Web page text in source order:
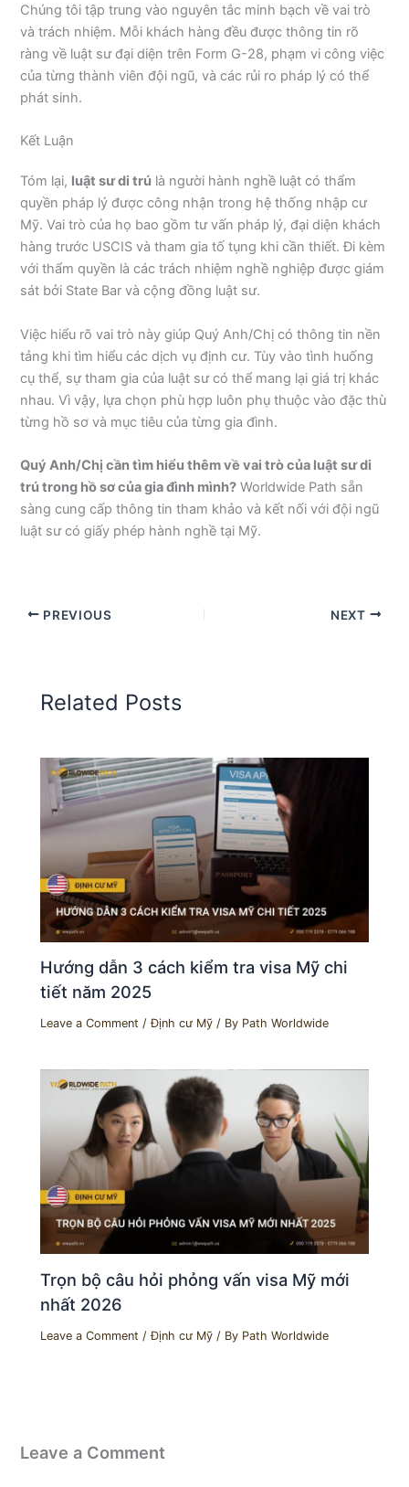
Chúng tôi tập trung vào nguyên tắc minh bạch về vai trò
và trách nhiệm. Mỗi khách hàng đều được thông tin rõ
ràng về luật sư đại diện trên Form G-28, phạm vi công việc
của từng thành viên đội ngũ, và các rủi ro pháp lý có thể
phát sinh.
Kết Luận
Tóm lại, luật sư di trú là người hành nghề luật có thẩm
quyền pháp lý được công nhận trong hệ thống nhập cư
Mỹ. Vai trò của họ bao gồm tư vấn pháp lý, đại diện khách
hàng trước USCIS và tham gia tố tụng khi cần thiết. Đi kèm
với thẩm quyền là các trách nhiệm nghề nghiệp được giám
sát bởi State Bar và cộng đồng luật sư.
Việc hiểu rõ vai trò này giúp Quý Anh/Chị có thông tin nền
tảng khi tìm hiểu các dịch vụ định cư. Tùy vào tình huống
cụ thể, sự tham gia của luật sư có thể mang lại giá trị khác
nhau. Vì vậy, lựa chọn phù hợp luôn phụ thuộc vào đặc thù
từng hồ sơ và mục tiêu của từng gia đình.
Quý Anh/Chị cần tìm hiểu thêm về vai trò của luật sư di
trú trong hồ sơ của gia đình mình? Worldwide Path sẵn
sàng cung cấp thông tin tham khảo và kết nối với đội ngũ
luật sư có giấy phép hành nghề tại Mỹ.
PREVIOUS NEXT
Related Posts
Hướng dẫn 3 cách kiểm tra visa Mỹ chi
tiết năm 2025
Leave a Comment /Định cư Mỹ / By Path Worldwide
Trọn bộ câu hỏi phỏng vấn visa Mỹ mới
nhất 2026
Leave a Comment /Định cư Mỹ / By Path Worldwide
Leave a Comment